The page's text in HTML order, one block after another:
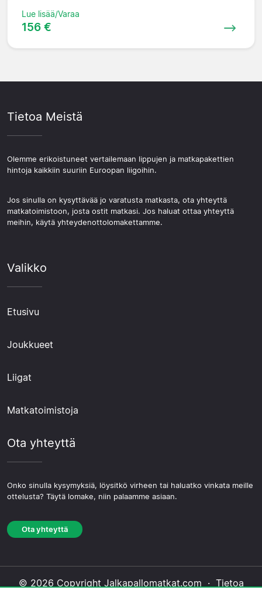
Lue lisää/Varaa
156 €
Tietoa Meistä
Olemme erikoistuneet vertailemaan lippujen ja matkapakettien
hintoja kaikkiin suuriin Euroopan liigoihin.
Jos sinulla on kysyttävää jo varatusta matkasta, ota yhteyttä
matkatoimistoon, josta ostit matkasi. Jos haluat ottaa yhteyttä
meihin, käytä yhteydenottolomakettamme.
Valikko
Etusivu
Joukkueet
Liigat
Matkatoimistoja
Ota yhteyttä
Onko sinulla kysymyksiä, löysitkö virheen tai haluatko vinkata meille
ottelusta? Täytä lomake, niin palaamme asiaan.
Ota yhteyttä
© 2026 Copyright Jalkapallomatkat.com · Tietoa